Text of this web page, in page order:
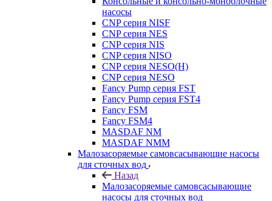
насосы
CNP серия NISF
CNP серия NES
CNP серия NIS
CNP серия NISO
CNP серия NESO(H)
CNP серия NESO
Fancy Pump серия FST
Fancy Pump серия FST4
Fancy FSM
Fancy FSM4
MASDAF NM
MASDAF NMM
Малозасоряемые самовсасывающие насосы
для сточных вод
Назад
Малозасоряемые самовсасывающие
насосы для сточных вод